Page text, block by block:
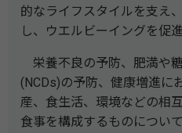
的なライフスタイルを支え
し、ウエルビーイングを促進
栄養不良の予防、肥満や
(NCDs)の予防、健康増進に
産、食生活、環境などの相
食事を構成するものについ